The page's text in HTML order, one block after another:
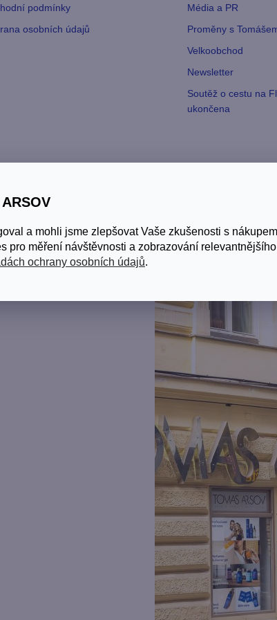
a mohli jsme zlepšovat Vaše zkušenosti s
pro měření návštěvnosti a zobrazování
ochrany osobních údajů.
podmínky
osobních údajů
Média a PR
Proměny s
Velkoobchod
Newsletter
Soutěž o cestu na
ukončena
8:00-16:00